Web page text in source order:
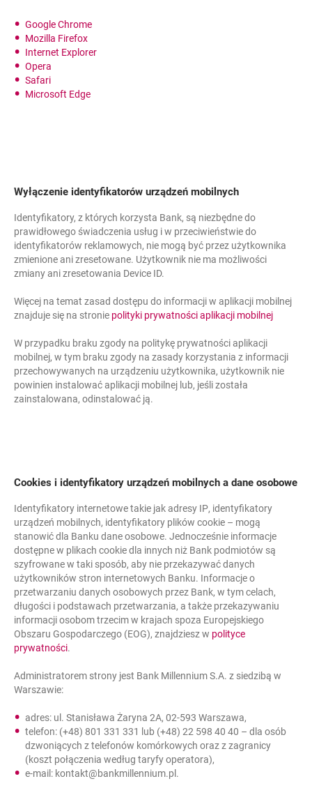
niezbędne
Plik cookie
wykorzystywany do celów
funkcjonowania Millenet.
5 minut
Bank Millennium
niezbędne
Plik cookie informujący o
przekroczeniu limitu czasu
tokena autoryzacyjnego.
sesja
Bank Millennium
niezbędne
Google Chromelink otwiera się w nowym oknie
otwiera się w nowej karcie
Mozilla Firefoxlink otwiera się w nowym oknie
otwiera się w nowej karcie
Internet Explorerlink otwiera się w nowym oknie
otwiera się w nowej karcie
Opera
Safarilink otwiera się w nowym oknie
otwiera się w nowej karcie
Microsoft Edgelink otwiera się w nowym oknie
otwiera się w nowej karcie
Wyłączenie identyfikatorów urządzeń mobilnych
Identyfikatory, z których korzysta Bank, są niezbędne do
prawidłowego świadczenia usług i w przeciwieństwie do
identyfikatorów reklamowych, nie mogą być przez użytkownika
zmienione ani zresetowane. Użytkownik nie ma możliwości
zmiany ani zresetowania Device ID.
Więcej na temat zasad dostępu do informacji w aplikacji mobilnej
znajduje się na stronie polityki prywatności aplikacji mobilnej
W przypadku braku zgody na politykę prywatności aplikacji
mobilnej, w tym braku zgody na zasady korzystania z informacji
przechowywanych na urządzeniu użytkownika, użytkownik nie
powinien instalować aplikacji mobilnej lub, jeśli została
zainstalowana, odinstalować ją.
Cookies i identyfikatory urządzeń mobilnych a dane osobowe
Identyfikatory internetowe takie jak adresy IP, identyfikatory
urządzeń mobilnych, identyfikatory plików cookie – mogą
stanowić dla Banku dane osobowe. Jednocześnie informacje
dostępne w plikach cookie dla innych niż Bank podmiotów są
szyfrowane w taki sposób, aby nie przekazywać danych
użytkowników stron internetowych Banku. Informacje o
przetwarzaniu danych osobowych przez Bank, w tym celach,
długości i podstawach przetwarzania, a także przekazywaniu
informacji osobom trzecim w krajach spoza Europejskiego
Obszaru Gospodarczego (EOG), znajdziesz w polityce
prywatnościlink otwiera się w nowym oknie
otwiera się w nowej karcie
.
Administratorem strony jest Bank Millennium S.A. z siedzibą w
Warszawie:
adres: ul. Stanisława Żaryna 2A, 02-593 Warszawa,
telefon: (+48) 801 331 331 lub (+48) 22 598 40 40 – dla osób
dzwoniących z telefonów komórkowych oraz z zagranicy
(koszt połączenia według taryfy operatora),
e-mail: kontakt@bankmillennium.pl.